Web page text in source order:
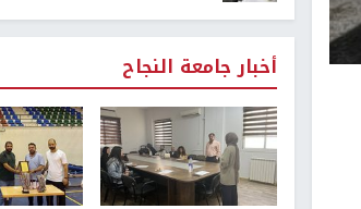
أخبار جامعة النجاح